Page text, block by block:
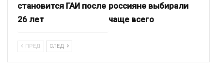
становится ГАИ после
26 лет
россияне выбирали
чаще всего
ПРЕД СЛЕД